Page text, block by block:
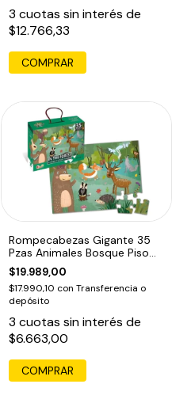
3 cuotas sin interés de
$12.766,33
COMPRAR
Rompecabezas Gigante 35
Pzas Animales Bosque Piso
Puzzle Edu
$19.989,00
$17.990,10 con Transferencia o
depósito
3 cuotas sin interés de
$6.663,00